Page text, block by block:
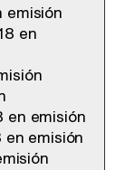
emisión
en
en emisión
emisión